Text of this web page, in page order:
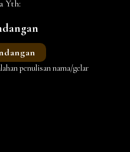
Yth:
penulisan nama/gelar